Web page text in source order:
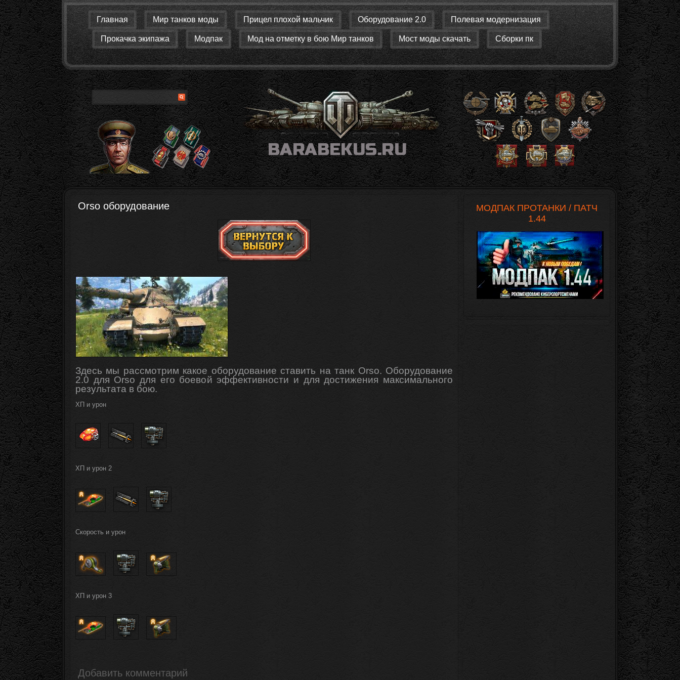
Главная Мир танков моды Прицел плохой мальчик Оборудование 2.0 Полевая модернизация
Прокачка экипажа Модпак Мод на отметку в бою Мир танков Мост моды скачать Сборки пк
Orso оборудование
Здесь мы рассмотрим какое оборудование ставить на танк Orso. Оборудование
2.0 для Orso для его боевойэффективности и для достижения максимального
результата в бою.
ХП и урон
ХП и урон 2
Скорость и урон
ХП и урон 3
Добавить комментарий
МОДПАК ПРОТАНКИ / ПАТЧ
1.44